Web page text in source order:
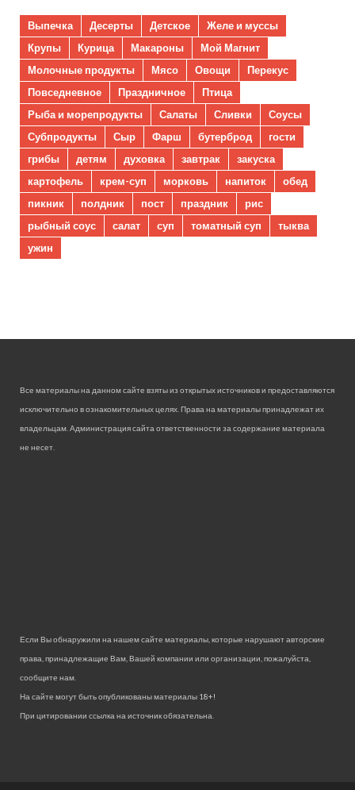
Выпечка Десерты Детское
Желе и муссы
Крупы
Курица Макароны
Мой Магнит
Молочные продукты
Мясо Овощи
Перекус
Повседневное
Праздничное
Птица
Рыба и морепродукты
Салаты Сливки
Соусы
Субпродукты
Сыр Фарш бутерброд
гости
грибы
детям духовка завтрак
закуска
картофель
крем-суп морковь напиток
обед
пикник
полдник пост праздник
рис
рыбный соус
салат суп томатный суп
тыква
ужин
Все материалы на данном сайте взяты из открытых источников и предоставляются
исключительно в ознакомительных целях. Права на материалы принадлежат их
владельцам. Администрация сайта ответственности за содержание материала
не несет.
Если Вы обнаружили на нашем сайте материалы, которые нарушают авторские
права, принадлежащие Вам, Вашей компании или организации, пожалуйста,
сообщите нам.
На сайте могут быть опубликованы материалы 18+!
При цитировании ссылка на источник обязательна.